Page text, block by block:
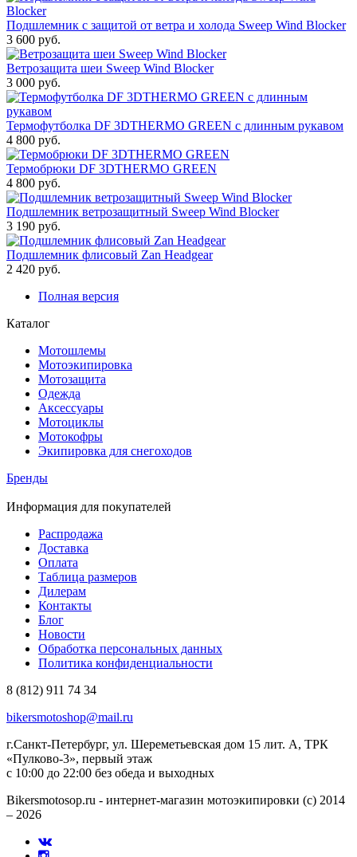
Подшлемник с защитой от ветра и холода Sweep Wind Blocker
3 600 руб.
Ветрозащита шеи Sweep Wind Blocker
3 000 руб.
Термофутболка DF 3DTHERMO GREEN с длинным рукавом
4 800 руб.
Термобрюки DF 3DTHERMO GREEN
4 800 руб.
Подшлемник ветрозащитный Sweep Wind Blocker
3 190 руб.
Подшлемник флисовый Zan Headgear
2 420 руб.
Полная версия
Каталог
Мотошлемы
Мотоэкипировка
Мотозащита
Одежда
Аксессуары
Мотоциклы
Мотокофры
Экипировка для снегоходов
Бренды
Информация для покупателей
Распродажа
Доставка
Оплата
Таблица размеров
Дилерам
Контакты
Блог
Новости
Обработка персональных данных
Политика конфиденциальности
8 (812) 911 74 34
bikersmotoshop@mail.ru
г.Санкт-Петербург, ул. Шереметьевская дом 15 лит. А, ТРК
«Пулково-3», первый этаж
с 10:00 до 22:00 без обеда и выходных
Bikersmotosop.ru - интернет-магазин мотоэкипировки (c) 2014
– 2026